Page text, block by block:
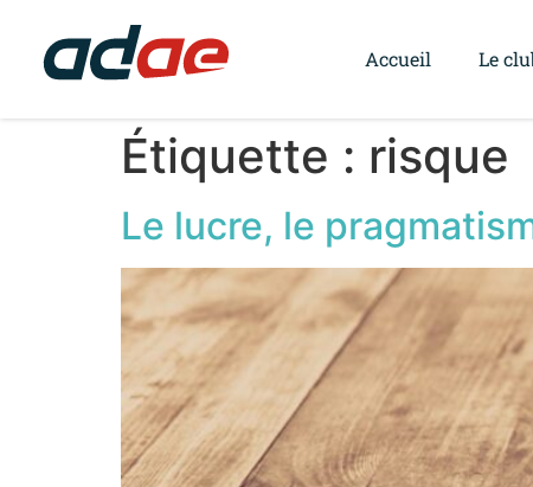
Accueil Le
Étiquette : risque
Le lucre, le